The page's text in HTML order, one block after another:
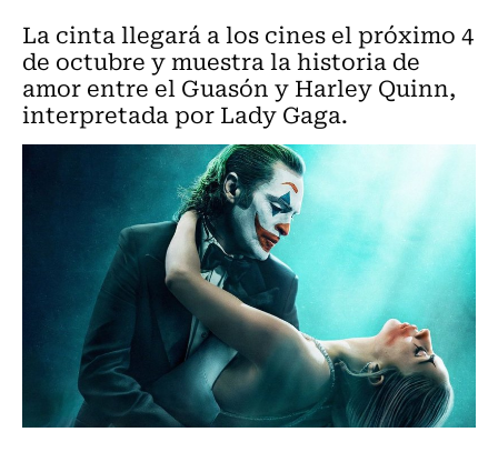
La cinta llegará a los cines el próximo 4
de octubre y muestra la historia de
amor entre el Guasón y Harley Quinn,
interpretada por Lady Gaga.